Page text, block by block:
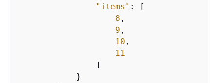
"items" : [
8 ,
9 ,
10 ,
11
                ]
            }